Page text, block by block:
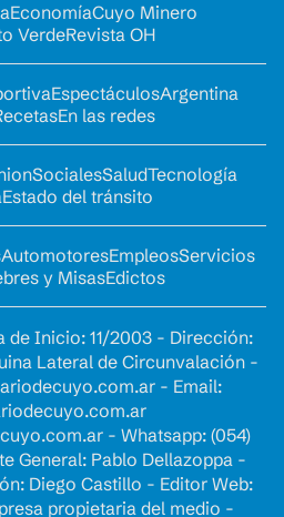
EconomíaCuyo Minero
VerdeRevista OH
EspectáculosArgentina
En las redes
SocialesSaludTecnología
Estado del tránsito
AutomotoresEmpleosServicios
y MisasEdictos
de Inicio: 11/2003 - Dirección:
Lateral de Circunvalación -
- Email:
- Whatsapp: (054)
General: Pablo Dellazoppa -
Diego Castillo - Editor Web:
propietaria del medio -